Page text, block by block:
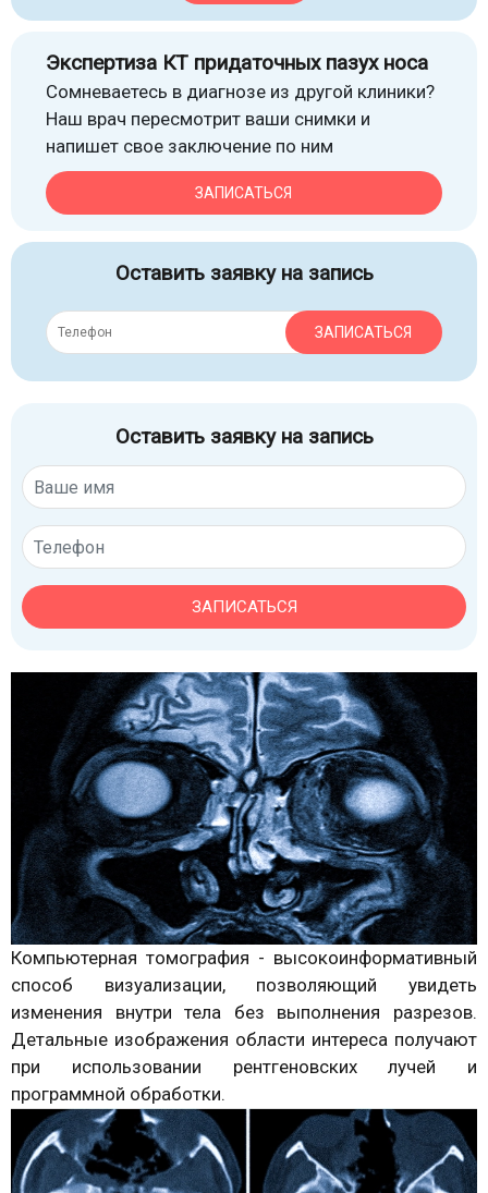
Экспертиза КТ придаточных пазух носа
Сомневаетесь в диагнозе из другой клиники?
Наш врач пересмотрит ваши снимки и
напишет свое заключение по ним
ЗАПИСАТЬСЯ
Оставить заявку на запись
ЗАПИСАТЬСЯ
Оставить заявку на запись
ЗАПИСАТЬСЯ
Компьютерная томография - высокоинформативный
способ визуализации, позволяющий увидеть
изменения внутри тела без выполнения разрезов.
Детальные изображения области интереса получают
при использовании рентгеновских лучей и
программной обработки.